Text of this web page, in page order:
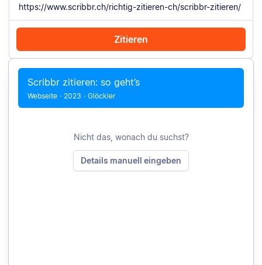
Zitieren
Mit Chrome zitieren Manuell zitieren
Scribbr zitieren: so geht’s
Webseite · 2023 · Glöckler
Nicht das, wonach du suchst?
Details manuell eingeben